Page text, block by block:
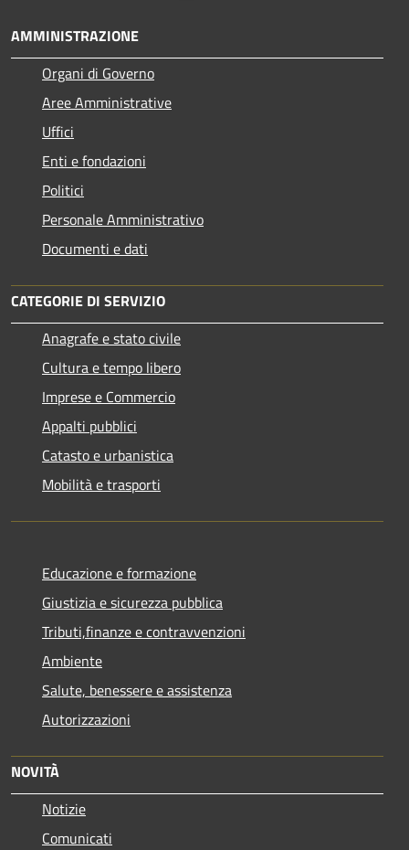
AMMINISTRAZIONE
Organi di Governo
Aree Amministrative
Uffici
Enti e fondazioni
Politici
Personale Amministrativo
Documenti e dati
CATEGORIE DI SERVIZIO
Anagrafe e stato civile
Cultura e tempo libero
Imprese e Commercio
Appalti pubblici
Catasto e urbanistica
Mobilità e trasporti
Educazione e formazione
Giustizia e sicurezza pubblica
Tributi,finanze e contravvenzioni
Ambiente
Salute, benessere e assistenza
Autorizzazioni
NOVITÀ
Notizie
Comunicati